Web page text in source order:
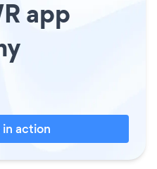
app
in action